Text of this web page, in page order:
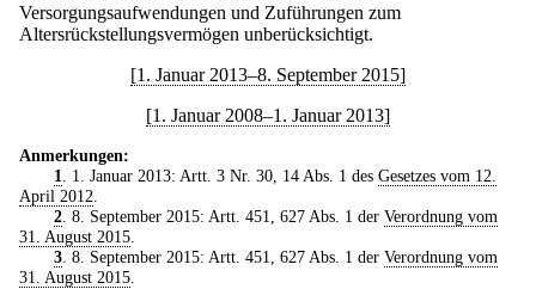
Versorgungsaufwendungen und Zuführungen zum
Altersrückstellungsvermögen unberücksichtigt.
[1. Januar 2013–8. September 2015]
[1. Januar 2008–1. Januar 2013]
Anmerkungen:
1. 1. Januar 2013: Artt. 3 Nr. 30, 14 Abs. 1 des Gesetzes vom 12.
April 2012.
2. 8. September 2015: Artt. 451, 627 Abs. 1 der Verordnung vom
31. August 2015.
3. 8. September 2015: Artt. 451, 627 Abs. 1 der Verordnung vom
31. August 2015.